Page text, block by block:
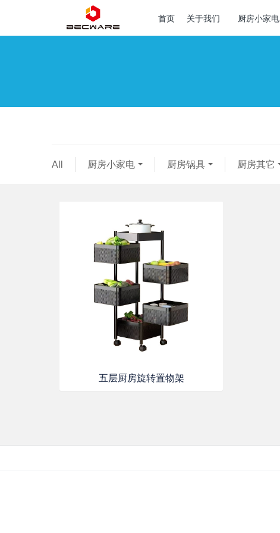
首页 关于我们 厨房小家电
All 厨房小家电 厨房锅具 厨房其它
五层厨房旋转置物架